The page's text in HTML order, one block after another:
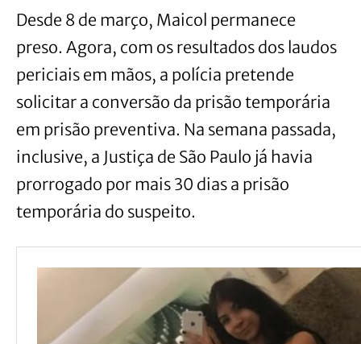
Desde 8 de março, Maicol permanece
preso. Agora, com os resultados dos laudos
periciais em mãos, a polícia pretende
solicitar a conversão da prisão temporária
em prisão preventiva. Na semana passada,
inclusive, a Justiça de São Paulo já havia
prorrogado por mais 30 dias a prisão
temporária do suspeito.